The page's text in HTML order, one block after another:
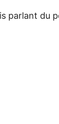
parlant du